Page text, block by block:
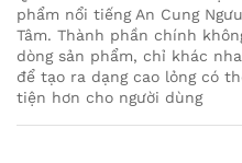
phẩm nổi tiếng An Cung
Tâm. Thành phần chính
dòng sản phẩm, chỉ khác
để tạo ra dạng cao lỏng có
tiện hơn cho người dùng